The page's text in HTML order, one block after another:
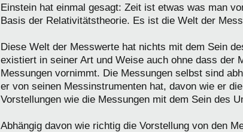
Einstein hat einmal gesagt: Zeit ist etwas was man
Basis der Relativitätstheorie. Es ist die Welt der
Diese Welt der Messwerte hat nichts mit dem Sein
existiert in seiner Art und Weise auch ohne dass der
Messungen vornimmt. Die Messungen selbst sind
er von seinen Messinstrumenten hat, davon wie er
Vorstellungen wie die Messungen mit dem Sein des
Abhängig davon wie richtig die Vorstellung von den